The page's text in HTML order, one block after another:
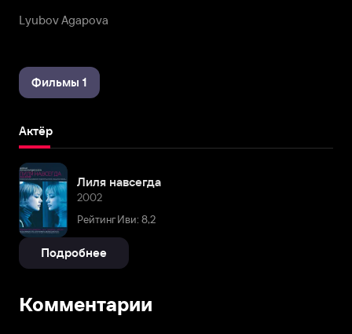
Lyubov Agapova
Фильмы 1
Актёр
Лиля навсегда
2002
Рейтинг Иви: 8,2
Подробнее
Комментарии